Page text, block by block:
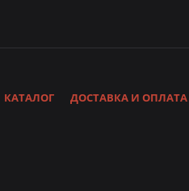
КАТАЛОГ ДОСТАВКА И ОПЛАТА